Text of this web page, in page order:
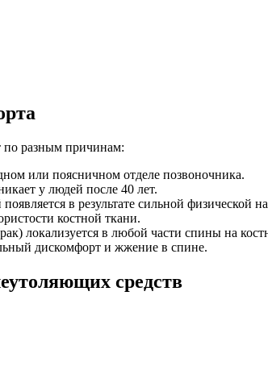
разным причинам:
или поясничном отделе позвоночника.
у людей после 40 лет.
в результате сильной физической
костной ткани.
локализуется в любой части спины на
дискомфорт и жжение в спине.
средств